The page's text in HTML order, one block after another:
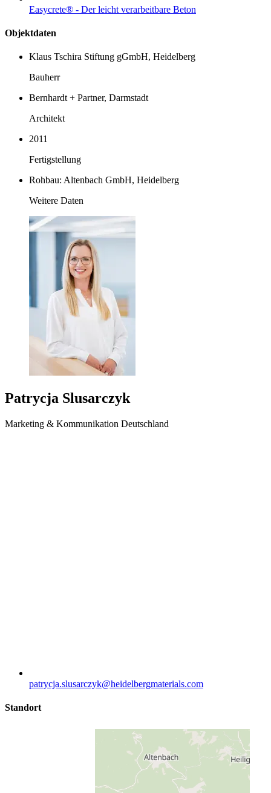
Easycrete® - Der leicht verarbeitbare Beton
Objektdaten
Klaus Tschira Stiftung gGmbH, Heidelberg
Bauherr
Bernhardt + Partner, Darmstadt
Architekt
2011
Fertigstellung
Rohbau: Altenbach GmbH, Heidelberg
Weitere Daten
Patrycja Slusarczyk
Marketing & Kommunikation Deutschland
patrycja.slusarczyk​@heidelbergmaterials.com
Standort